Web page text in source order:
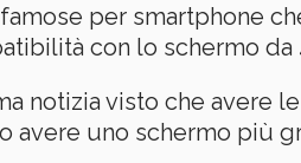
per smartphone
con lo schermo da
notizia visto che avere
avere uno schermo più